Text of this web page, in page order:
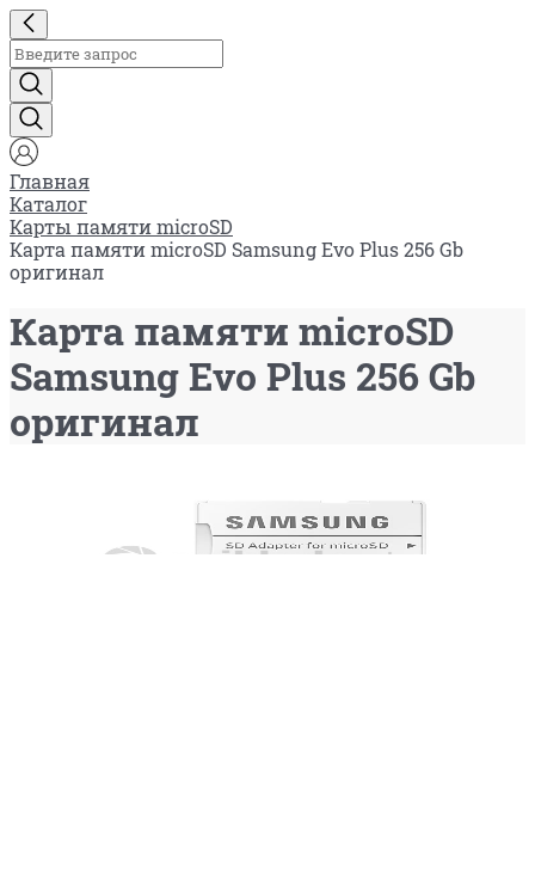
Главная
Каталог
Карты памяти microSD
Карта памяти microSD Samsung Evo Plus 256 Gb
оригинал
Карта памяти microSD
Samsung Evo Plus 256 Gb
оригинал